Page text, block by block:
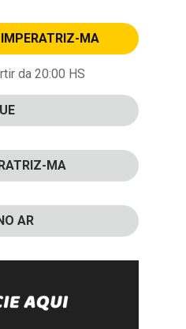
IMPERATRIZ-MA
da 20:00 HS
MA
AR